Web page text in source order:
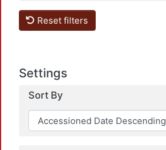
Reset filters
Settings
Sort By